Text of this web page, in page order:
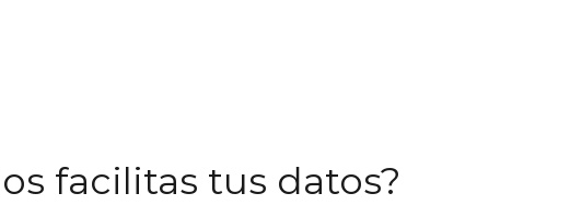
facilitas tus datos?